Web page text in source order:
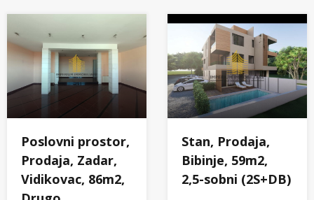
Poslovni prostor,
Prodaja, Zadar,
Vidikovac, 86m2,
Stan, Prodaja,
Bibinje, 59m2,
2,5-sobni (2S+DB)